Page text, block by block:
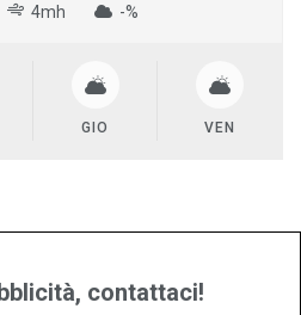
4mh -%
GIO VEN
contattaci!